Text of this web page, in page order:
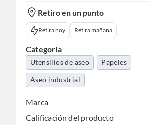
Retiro en un punto
Retira hoy Retira mañana
Categoría
Utensilios de aseo Papeles
Aseo industrial
Marca
Calificación del producto